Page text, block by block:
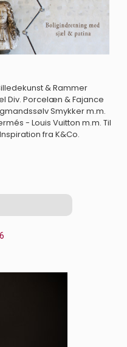
& Rammer
Div. Porcelæn & Fajance
Smykker m.m.
- Louis Vuitton m.m. Til
Inspiration fra K&Co.